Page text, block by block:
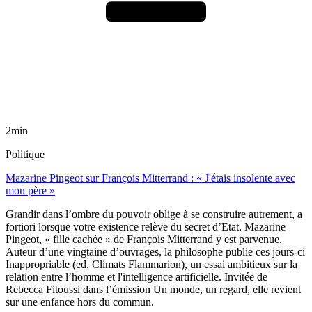
2min
Politique
Mazarine Pingeot sur François Mitterrand : « J'étais insolente avec
mon père »
Grandir dans l’ombre du pouvoir oblige à se construire autrement, a
fortiori lorsque votre existence relève du secret d’Etat. Mazarine
Pingeot, « fille cachée » de François Mitterrand y est parvenue.
Auteur d’une vingtaine d’ouvrages, la philosophe publie ces jours-ci
Inappropriable (ed. Climats Flammarion), un essai ambitieux sur la
relation entre l’homme et l'intelligence artificielle. Invitée de
Rebecca Fitoussi dans l’émission Un monde, un regard, elle revient
sur une enfance hors du commun.